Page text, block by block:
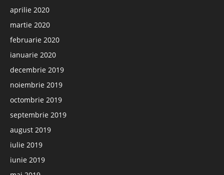
aprilie 2020
martie 2020
februarie 2020
ianuarie 2020
decembrie 2019
noiembrie 2019
octombrie 2019
septembrie 2019
august 2019
iulie 2019
iunie 2019